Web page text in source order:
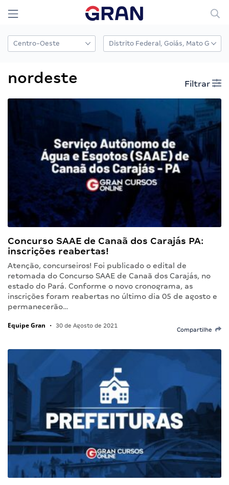
nordeste Filtrar
Concurso SAAE de Canaã dos Carajás PA:
inscrições reabertas!
Atenção, concurseiros! Foi publicado o edital de
retomada do Concurso SAAE de Canaã dos Carajás, no
estado do Pará. Conforme o novo cronograma, as
inscrições foram reabertas no último dia 05 de agosto e
permanecerão…
Equipe Gran • 30 de Agosto de 2021
Compartilhe